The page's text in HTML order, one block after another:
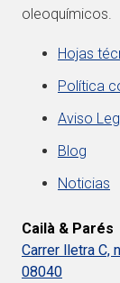
oleoquímicos.
Hojas
Política
Aviso
Blog
Noticias
Cailà & Parés
Carrer lletra C,
08040